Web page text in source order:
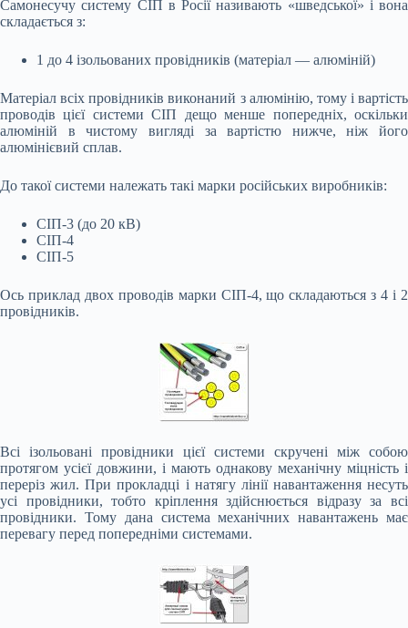
Самонесучу систему СІП в Росії називають «шведської» і вона
складається з:
1 до 4 ізольованих провідників (матеріал — алюміній)
Матеріал всіх провідників виконаний з алюмінію, тому і вартість
проводів цієї системи СІП дещо менше попередніх, оскільки
алюміній в чистому вигляді за вартістю нижче, ніж його
алюмінієвий сплав.
До такої системи належать такі марки російських виробників:
СІП-3 (до 20 кВ)
СІП-4
СІП-5
Ось приклад двох проводів марки СІП-4, що складаються з 4 і 2
провідників.
Всі ізольовані провідники цієї системи скручені між собою
протягом усієї довжини, і мають однакову механічну міцність і
переріз жил. При прокладці і натягу лінії навантаження несуть
усі провідники, тобто кріплення здійснюється відразу за всі
провідники. Тому дана система механічних навантажень має
перевагу перед попередніми системами.